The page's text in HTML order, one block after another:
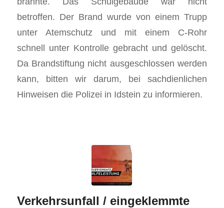
betroffen. Der Brand wurde von einem Trupp
unter Atemschutz und mit einem C-Rohr
schnell unter Kontrolle gebracht und gelöscht.
Da Brandstiftung nicht ausgeschlossen werden
kann, bitten wir darum, bei sachdienlichen
Hinweisen die Polizei in Idstein zu informieren.
Verkehrsunfall / eingeklemmte